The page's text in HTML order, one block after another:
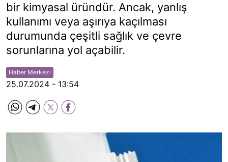
bir kimyasal üründür. Ancak, yanlış
kullanımı veya aşırıya kaçılması
durumunda çeşitli sağlık ve çevre
sorunlarına yol açabilir.
Haber Merkezi
25.07.2024 - 13:54